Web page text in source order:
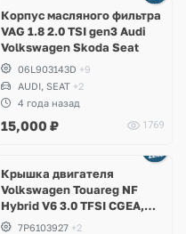
Корпус масляного фильтра
VAG 1.8 2.0 TSI gen3 Audi
Volkswagen Skoda Seat
06L903143D +9
AUDI, SEAT +2
4 года назад
15,000 ₽ 1769
Крышка двигателя
Volkswagen Touareg NF
Hybrid V6 3.0 TFSI CGEA,
CGFA 333 л.с.
7P6103927 +2